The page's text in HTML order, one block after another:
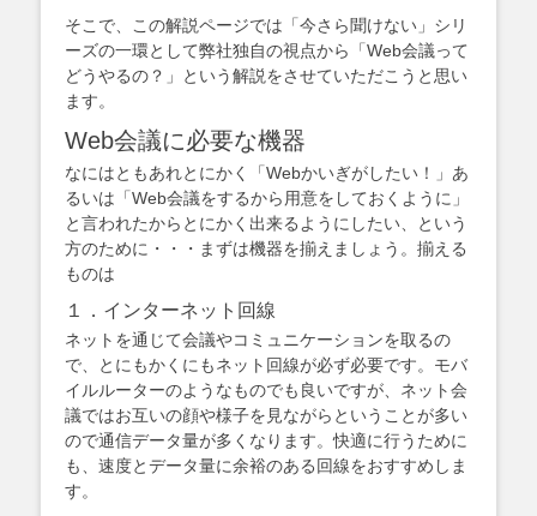
そこで、この解説ページでは「今さら聞けない」シリ
ーズの一環として弊社独自の視点から「Web会議って
どうやるの？」という解説をさせていただこうと思い
ます。
Web会議に必要な機器
なにはともあれとにかく「Webかいぎがしたい！」あ
るいは「Web会議をするから用意をしておくように」
と言われたからとにかく出来るようにしたい、という
方のために・・・まずは機器を揃えましょう。揃える
ものは
１．インターネット回線
ネットを通じて会議やコミュニケーションを取るの
で、とにもかくにもネット回線が必ず必要です。モバ
イルルーターのようなものでも良いですが、ネット会
議ではお互いの顔や様子を見ながらということが多い
ので通信データ量が多くなります。快適に行うために
も、速度とデータ量に余裕のある回線をおすすめしま
す。